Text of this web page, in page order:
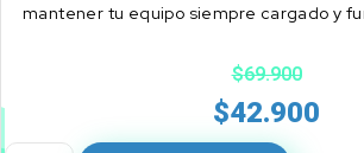
mantener tu equipo siempre cargado y
$69.900
$42.900